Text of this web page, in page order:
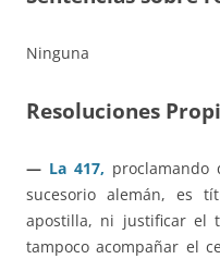
Ninguna
Resoluciones
— La 417, proclamando
sucesorio alemán, es
apostilla, ni justificar el
tampoco acompañar el